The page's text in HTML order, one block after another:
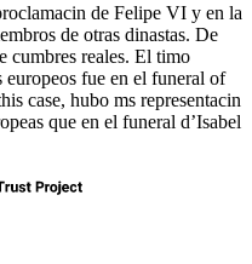
de Felipe VI y en la
de otras dinastas. De
cumbres reales. El timo
europeos fue en el funeral of
case, hubo ms representacin
que en el funeral d’Isabel